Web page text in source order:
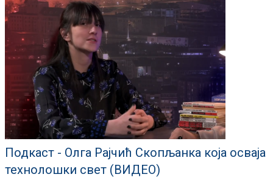
Подкаст - Олга Рајчић Скопљанка која осваја
технолошки свет (ВИДЕО)